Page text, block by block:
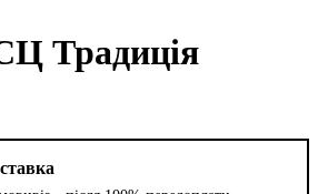
Традиція